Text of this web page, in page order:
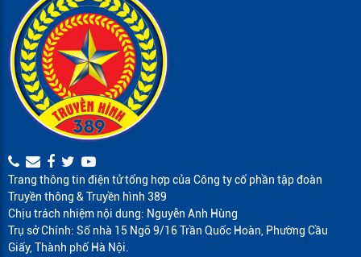
Trang thông tin điện tử tổng hợp của Công ty cổ phần tập đoàn
Truyền thông & Truyền hình 389
Chịu trách nhiệm nội dung: Nguyễn Anh Hùng
Trụ sở Chính: Số nhà 15 Ngõ 9/16 Trần Quốc Hoàn, Phường Cầu
Giấy, Thành phố Hà Nội.